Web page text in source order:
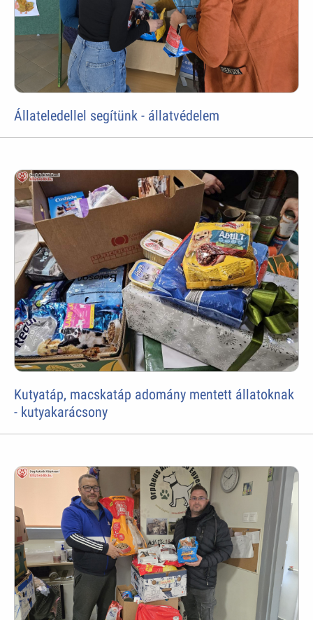
Állateledellel segítünk - állatvédelem
Kutyatáp, macskatáp adomány mentett állatoknak
- kutyakarácsony